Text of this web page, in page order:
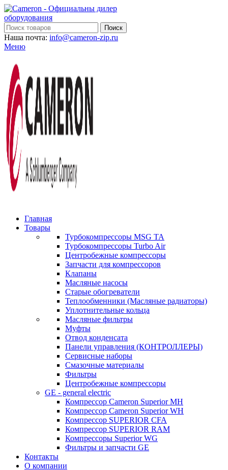
Поиск
Наша почта: info@cameron-zip.ru
Меню
Главная
Товары
Турбокомпрессоры MSG TA
Турбокомпрессоры Turbo Air
Центробежные компрессоры
Запчасти для компрессоров
Клапаны
Масляные насосы
Старые обогреватели
Теплообменники (Масляные радиаторы)
Уплотнительные кольца
Масляные фильтры
Муфты
Отвод конденсата
Панели управления (КОНТРОЛЛЕРЫ)
Сервисные наборы
Смазочные материалы
Фильтры
Центробежные компрессоры
GE - general electric
Компрессор Cameron Superior MH
Компрессор Cameron Superior WH
Компрессор SUPERIOR CFA
Компрессор SUPERIOR RAM
Компрессоры Superior WG
Фильтры и запчасти GE
Контакты
О компании